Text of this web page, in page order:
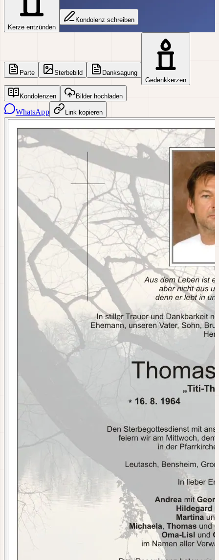
Kerze entzünden
Kondolenz schreiben
Parte Sterbebild
Danksagung
Gedenkkerzen
Kondolenzen Bilder hochladen
WhatsApp Link kopieren